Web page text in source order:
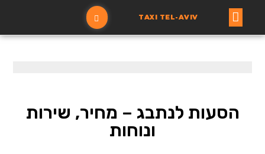
TAXI TEL-AVIV
הסעות לנתבג – מחיר, שירות
ונוחות